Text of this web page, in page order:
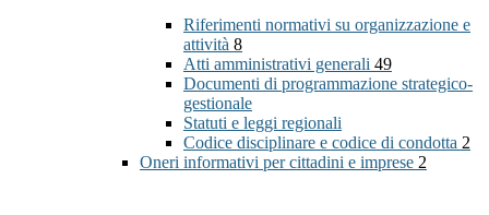
Riferimenti normativi su organizzazione e
attività 8
Atti amministrativi generali 49
Documenti di programmazione strategico-
gestionale
Statuti e leggi regionali
Codice disciplinare e codice di condotta 2
Oneri informativi per cittadini e imprese 2